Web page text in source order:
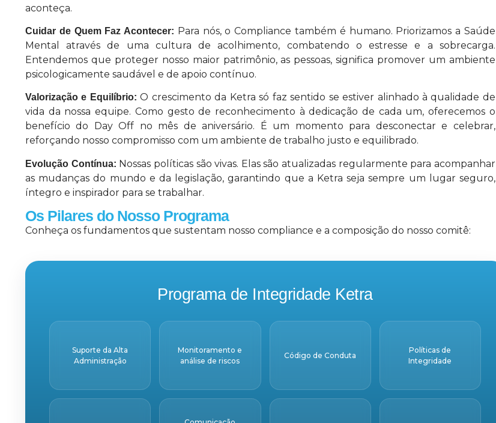
aconteça.
Cuidar de Quem Faz Acontecer: Para nós, o Compliance também é humano. Priorizamos a Saúde
Mental através de uma cultura de acolhimento, combatendo o estresse e a sobrecarga.
Entendemos que proteger nosso maior patrimônio, as pessoas, significa promover um ambiente
psicologicamente saudável e de apoio contínuo.
Valorização e Equilíbrio: O crescimento da Ketra só faz sentido se estiver alinhado à qualidade de
vida da nossa equipe. Como gesto de reconhecimento à dedicação de cada um, oferecemos o
benefício do Day Off no mês de aniversário. É um momento para desconectar e celebrar,
reforçando nosso compromisso com um ambiente de trabalho justo e equilibrado.
Evolução Contínua: Nossas políticas são vivas. Elas são atualizadas regularmente para acompanhar
as mudanças do mundo e da legislação, garantindo que a Ketra seja sempre um lugar seguro,
íntegro e inspirador para se trabalhar.
Os Pilares do Nosso Programa
Conheça os fundamentos que sustentam nosso compliance e a composição do nosso comitê:
Programa de Integridade Ketra
Suporte da Alta
Administração
Monitoramento e
análise de riscos
Código de Conduta
Políticas de
Integridade